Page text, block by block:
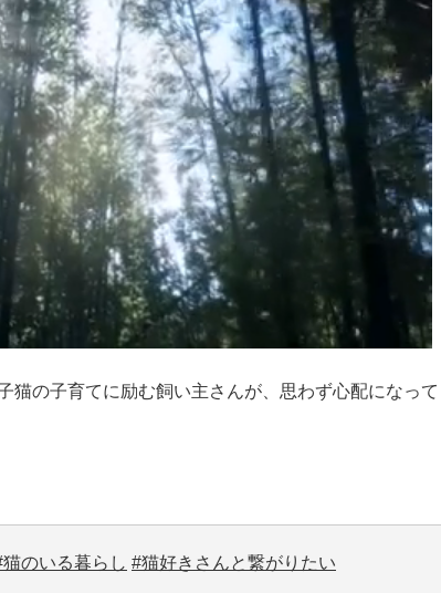
猫の子育てに励む飼い主さんが、思わず心配になって
猫のいる暮らし #猫好きさんと繋がりたい